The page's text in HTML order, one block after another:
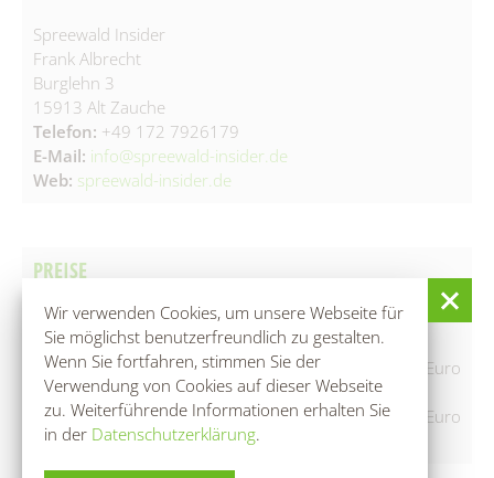
Wir verwenden Cookies, um unsere Webseite für
Sie möglichst benutzerfreundlich zu gestalten.
Wenn Sie fortfahren, stimmen Sie der
Verwendung von Cookies auf dieser Webseite
zu. Weiterführende Informationen erhalten Sie
in der Datenschutzerklärung.
Spreewald Insider
Frank Albrecht
Burglehn 3
15913 Alt Zauche
Telefon: +49 172 7926179
E-Mail: info@spreewald-insider.de
Web: spreewald-insider.de
PREISE
▲ Preise für 1-2 Personen
Bogenschießen Klassisch 3D - 60 Min.: 49 Euro + 10 Euro
für jede weitere Person
Bogenschießen Klassisch 4D - 60 Min.: 59 Euro + 10 Euro
für jede weitere Person